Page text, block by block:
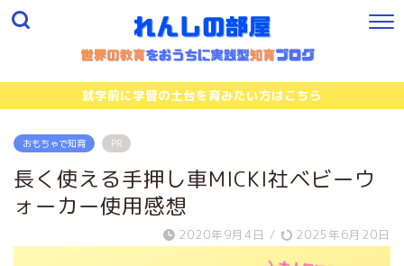
就学前に学習の土台を育みたい方はこちら
おもちゃで知育 PR
長く使える手押し車MICKI社ベビーウ
ォーカー使用感想
2020年9月4日 / 2025年6月20日